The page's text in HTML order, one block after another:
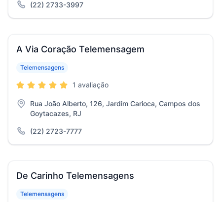
(22) 2733-3997
A Via Coração Telemensagem
Telemensagens
1 avaliação
Rua João Alberto, 126, Jardim Carioca, Campos dos
Goytacazes, RJ
(22) 2723-7777
De Carinho Telemensagens
Telemensagens